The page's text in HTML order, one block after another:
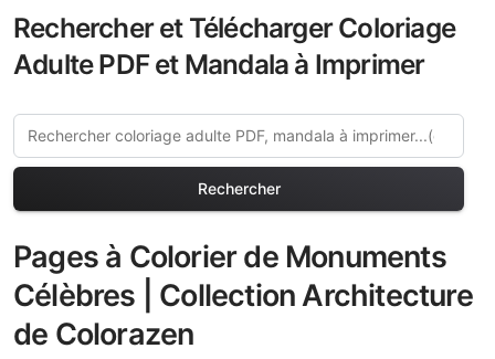
Rechercher et Télécharger Coloriage
Adulte PDF et Mandala à Imprimer
Rechercher
Pages à Colorier de Monuments
Célèbres | Collection Architecture
de Colorazen